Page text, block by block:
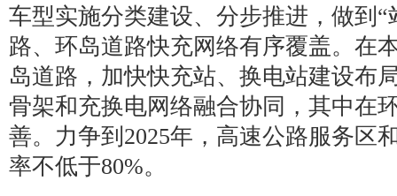
车型实施分类建设、分步推进，做到
路、环岛道路快充网络有序覆盖。在
岛道路，加快快充站、换电站建设布
骨架和充换电网络融合协同，其中在
善。力争到2025年，高速公路服务区
率不低于80%。